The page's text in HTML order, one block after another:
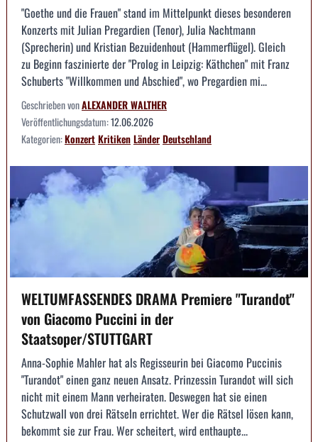
"Goethe und die Frauen" stand im Mittelpunkt dieses besonderen
Konzerts mit Julian Pregardien (Tenor), Julia Nachtmann
(Sprecherin) und Kristian Bezuidenhout (Hammerflügel). Gleich
zu Beginn faszinierte der "Prolog in Leipzig: Käthchen" mit Franz
Schuberts "Willkommen und Abschied", wo Pregardien mi...
Geschrieben vonALEXANDER WALTHER
Veröffentlichungsdatum:12.06.2026
Kategorien:KonzertKritikenLänderDeutschland
WELTUMFASSENDES DRAMA Premiere "Turandot"
von Giacomo Puccini in der
Staatsoper/STUTTGART
Anna-Sophie Mahler hat als Regisseurin bei Giacomo Puccinis
"Turandot" einen ganz neuen Ansatz. Prinzessin Turandot will sich
nicht mit einem Mann verheiraten. Deswegen hat sie einen
Schutzwall von drei Rätseln errichtet. Wer die Rätsel lösen kann,
bekommt sie zur Frau. Wer scheitert, wird enthaupte...